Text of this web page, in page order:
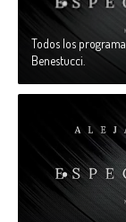
Todos los
Benestucci.